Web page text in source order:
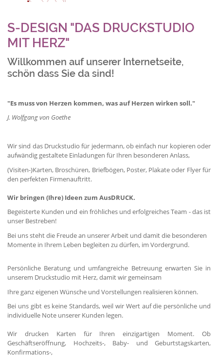
S-DESIGN "DAS DRUCKSTUDIO
MIT HERZ"
Willkommen auf unserer Internetseite,
schön dass Sie da sind!
"Es muss von Herzen kommen, was auf Herzen wirken soll."
J. Wolfgang von Goethe
Wir sind das Druckstudio für jedermann, ob einfach nur kopieren oder
aufwändig gestaltete Einladungen für Ihren besonderen Anlass,
(Visiten-)Karten, Broschüren, Briefbögen, Poster, Plakate oder Flyer für
den perfekten Firmenauftritt.
Wir bringen (Ihre) Ideen zum AusDRUCK.
Begeisterte Kunden und ein fröhliches und erfolgreiches Team - das ist
unser Bestreben!
Bei uns steht die Freude an unserer Arbeit und damit die besonderen
Momente in Ihrem Leben begleiten zu dürfen, im Vordergrund.
Persönliche Beratung und umfangreiche Betreuung erwarten Sie in
unserem Druckstudio mit Herz, damit wir gemeinsam
Ihre ganz eigenen Wünsche und Vorstellungen realisieren können.
Bei uns gibt es keine Standards, weil wir Wert auf die persönliche und
individuelle Note unserer Kunden legen.
Wir drucken Karten für Ihren einzigartigen Moment. Ob
Geschäftseröffnung, Hochzeits-, Baby- und Geburtstagskarten,
Konfirmations-,